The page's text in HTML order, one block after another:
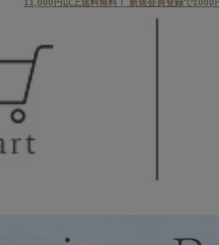
11,000円以上送料無料！ 新規会員登録で1000